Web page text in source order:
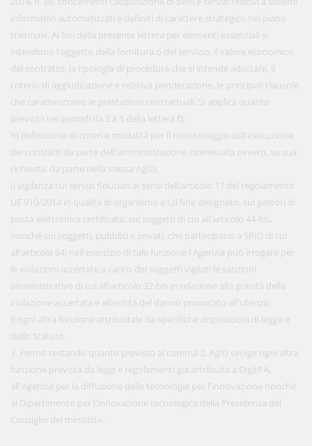
informativi automatizzati e definiti di carattere strategico nel piano
triennale. Ai fini della presente lettera per elementi essenziali si
intendono l'oggetto della fornitura o del servizio, il valore economico
del contratto, la tipologia di procedura che si intende adottare, il
criterio di aggiudicazione e relativa ponderazione, le principali clausole
che caratterizzano le prestazioni contrattuali. Si applica quanto
previsto nei periodi da 2 a 5 della lettera f);
h) definizione di criteri e modalità per il monitoraggio sull'esecuzione
dei contratti da parte dell'amministrazione interessata ovvero, su sua
richiesta, da parte della stessa AgID;
i) vigilanza sui servizi fiduciari ai sensi dell'articolo 17 del regolamento
UE 910/2014 in qualità di organismo a tal fine designato, sui gestori di
posta elettronica certificata, sui soggetti di cui all'articolo 44-bis,
nonché sui soggetti, pubblici e privati, che partecipano a SPID di cui
all'articolo 64; nell'esercizio di tale funzione l'Agenzia può irrogare per
le violazioni accertate a carico dei soggetti vigilati le sanzioni
amministrative di cui all'articolo 32-bis in relazione alla gravità della
violazione accertata e all'entità del danno provocato all'utenza;
l) ogni altra funzione attribuitale da specifiche disposizioni di legge e
dallo Statuto.
3. Fermo restando quanto previsto al comma 2, AgID svolge ogni altra
funzione prevista da leggi e regolamenti già attribuita a DigitPA,
all'Agenzia per la diffusione delle tecnologie per l'innovazione nonché
al Dipartimento per l'innovazione tecnologica della Presidenza del
Consiglio dei ministri.».